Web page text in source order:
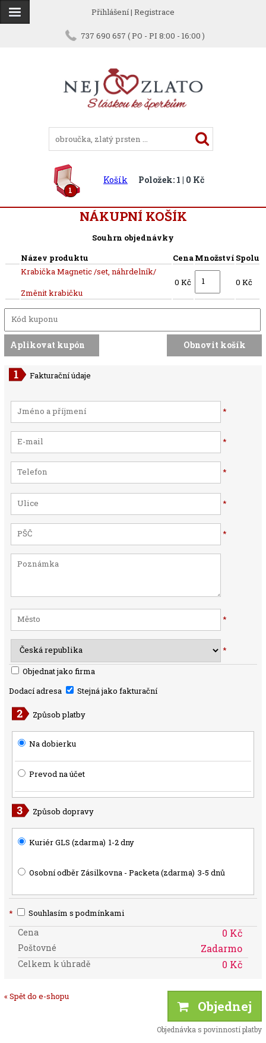
Přihlášení| Registrace
737 690 657 ( PO - PI 8:00 - 16:00 )
1
Košík Položek: 1 | 0 Kč
NÁKUPNÍ KOŠÍK
Souhrn objednávky
Název produktu
CenaMnožství Spolu
Krabička Magnetic /set, náhrdelník/
Změnit krabičku
0 Kč 0 Kč
Fakturační údaje
*
*
*
*
*
*
*
Objednat jako firma
Dodací adresa
Stejná jako fakturační
Způsob platby
Na dobierku
Prevod na účet
Způsob dopravy
Kuriér GLS (zdarma) 1-2 dny
Osobní odběr Zásilkovna - Packeta (zdarma) 3-5 dnů
* Souhlasím s podmínkami
Cena 0 Kč
Poštovné Zadarmo
Celkem k úhradě 0 Kč
« Spět do e-shopu
Objednej
Objednávka s povinností platby